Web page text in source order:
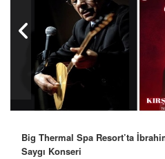
Robbie Williams’tan İstanbul’a
Olacak”